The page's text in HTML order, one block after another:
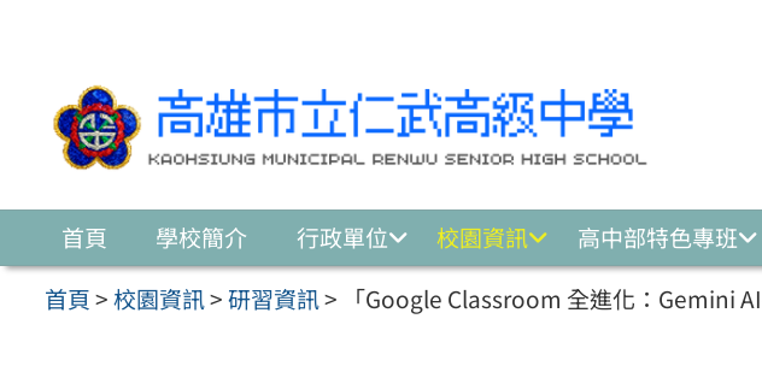
首頁 學校簡介 行政單位 校園資訊 高中部特色專班
首頁>校園資訊>研習資訊> 「Google Classroom 全進化：Gemini